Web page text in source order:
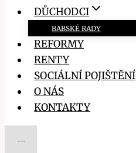
DŮCHODCI
BABSKÉ RADY
REFORMY
RENTY
SOCIÁLNÍ POJIŠTĚNÍ
O NÁS
KONTAKTY